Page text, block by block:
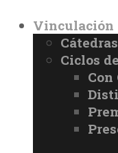
Vinculación
Ciclos
Con